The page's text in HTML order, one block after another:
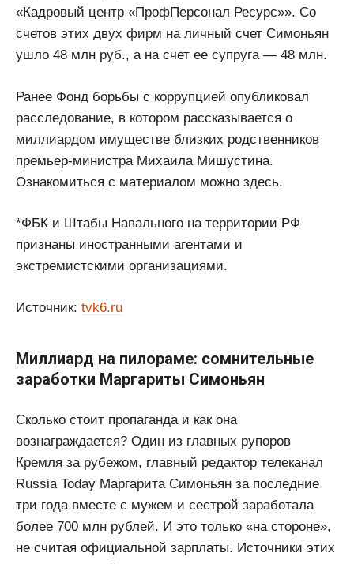
«Кадровый центр «ПрофПерсонал Ресурс»». Со
счетов этих двух фирм на личный счет Симоньян
ушло 48 млн руб., а на счет ее супруга — 48 млн.
Ранее Фонд борьбы с коррупцией опубликовал
расследование, в котором рассказывается о
миллиардом имуществе близких родственников
премьер-министра Михаила Мишустина.
Ознакомиться с материалом можно здесь.
*ФБК и Штабы Навального на территории РФ
признаны иностранными агентами и
экстремистскими организациями.
Источник: tvk6.ru
Миллиард на пилораме: сомнительные
заработки Маргариты Симоньян
Сколько стоит пропаганда и как она
вознаграждается? Один из главных рупоров
Кремля за рубежом, главный редактор телеканал
Russia Today Маргарита Симоньян за последние
три года вместе с мужем и сестрой заработала
более 700 млн рублей. И это только «на стороне»,
не считая официальной зарплаты. Источники этих